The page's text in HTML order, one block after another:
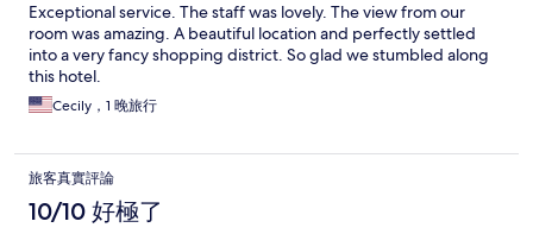
Exceptional service. The staff was lovely. The view from our
room was amazing. A beautiful location and perfectly settled
into a very fancy shopping district. So glad we stumbled along
this hotel.
Cecily，1 晚旅行
旅客真實評論
10/10 好極了